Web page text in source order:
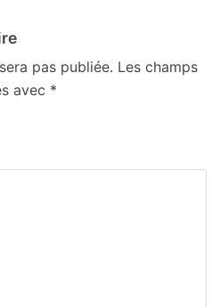
pas publiée. Les champs
avec *